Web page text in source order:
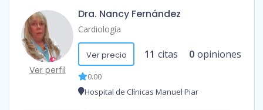
Ver perfil
Dra. Nancy Fernández
Cardiología
Ver precio 11 citas 0 opiniones
0.00
Hospital de Clínicas Manuel Piar